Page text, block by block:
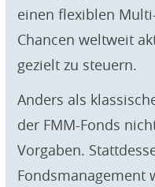
einen flexiblen
Chancen weltweit
gezielt zu steuern.
Anders als
der FMM-Fonds
Vorgaben.
Fondsmanagement